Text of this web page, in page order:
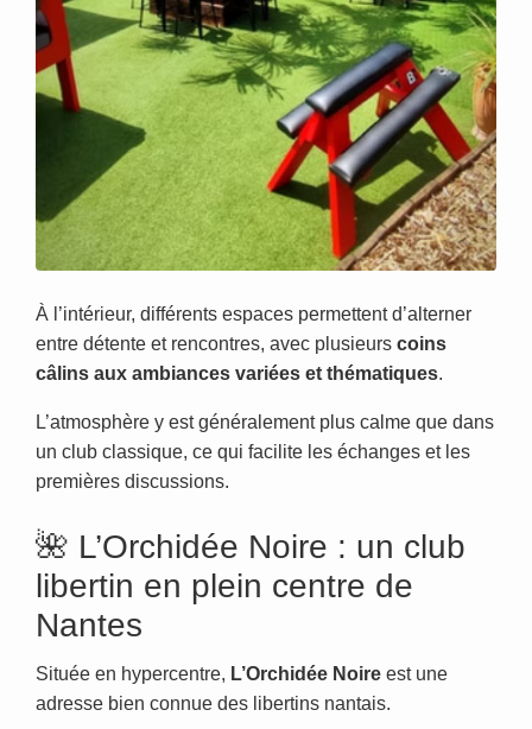
À l’intérieur, différents espaces permettent d’alterner
entre détente et rencontres, avec plusieurs coins
câlins aux ambiances variées et thématiques.
L’atmosphère y est généralement plus calme que dans
un club classique, ce qui facilite les échanges et les
premières discussions.
🌺 L’Orchidée Noire : un club
libertin en plein centre de
Nantes
Située en hypercentre, L’Orchidée Noire est une
adresse bien connue des libertins nantais.